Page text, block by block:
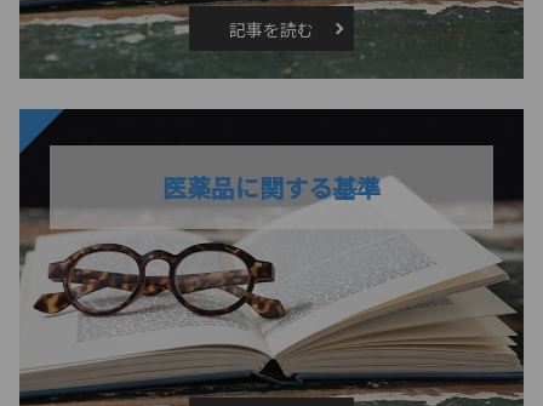
記事を読む
医薬品に関する基準